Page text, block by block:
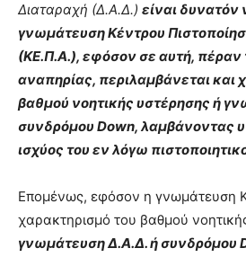
Διαταραχή (Δ.Α.Δ.) είναι δυνατόν
γνωμάτευση Κέντρου
(ΚΕ.Π.Α.), εφόσον σε αυτή, πέραν
αναπηρίας, περιλαμβάνεται και
βαθμού νοητικής υστέρησης ή
συνδρόμου Down, λαμβάνοντας
ισχύος του εν λόγω
Επομένως, εφόσον η γνωμάτευση
χαρακτηρισμό του βαθμού
γνωμάτευση Δ.Α.Δ. ή συνδρόμου